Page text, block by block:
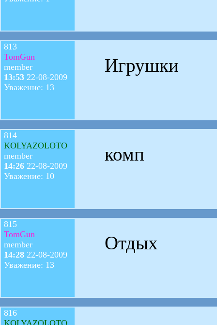
813
TomGun
member
13:53 22-08-2009
Уважение: 13
Игрушки
814
KOLYAZOLOTO
member
14:26 22-08-2009
Уважение: 10
комп
815
TomGun
member
14:28 22-08-2009
Уважение: 13
Отдых
816
KOLYAZOLOTO